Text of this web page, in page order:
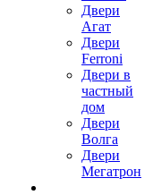
Двери
Агат
Двери
Ferroni
Двери в
частный
дом
Двери
Волга
Двери
Мегатрон